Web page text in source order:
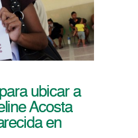
ubicar a
Acosta
en